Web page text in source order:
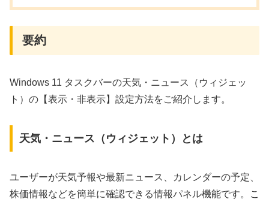
要約
Windows 11 タスクバーの天気・ニュース（ウィジェッ
ト）の【表示・非表示】設定方法をご紹介します。
天気・ニュース（ウィジェット）とは
ユーザーが天気予報や最新ニュース、カレンダーの予定、
株価情報などを簡単に確認できる情報パネル機能です。こ